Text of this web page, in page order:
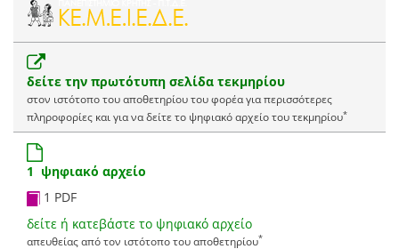
δείτε την πρωτότυπη σελίδα τεκμηρίου
στον ιστότοπο του αποθετηρίου του φορέα για περισσότερες
πληροφορίες και για να δείτε το ψηφιακό αρχείο του τεκμηρίου*
1 ψηφιακό αρχείο
1 PDF
δείτε ή κατεβάστε το ψηφιακό αρχείο
απευθείας από τον ιστότοπο του αποθετηρίου*